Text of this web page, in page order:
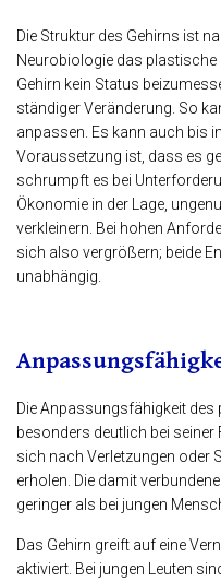
Die Struktur des Gehirns ist
Neurobiologie das plastische
Gehirn kein Status
ständiger Veränderung. So
anpassen. Es kann auch bis
Voraussetzung ist, dass es
schrumpft es bei
Ökonomie in der Lage,
verkleinern. Bei hohen
sich also vergrößern; beide
unabhängig.
Die Anpassungsfähigkeit
besonders deutlich bei seiner
sich nach Verletzungen oder
erholen. Die damit
geringer als bei jungen
Das Gehirn greift auf eine
aktiviert. Bei jungen Leuten